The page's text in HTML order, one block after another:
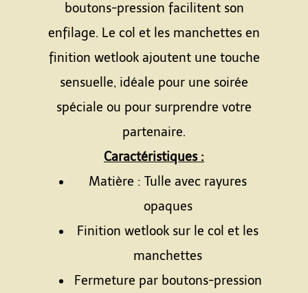
boutons-pression facilitent son
enfilage. Le col et les manchettes en
finition wetlook ajoutent une touche
sensuelle, idéale pour une soirée
spéciale ou pour surprendre votre
partenaire.
Caractéristiques :
Matière : Tulle avec rayures
opaques
Finition wetlook sur le col et les
manchettes
Fermeture par boutons-pression